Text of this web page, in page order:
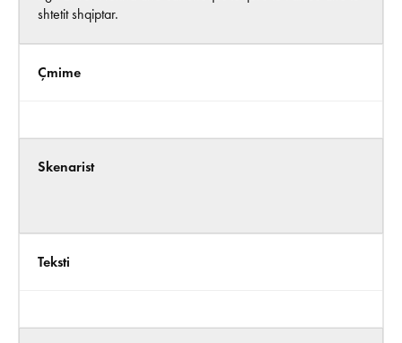
shtetit shqiptar.
Çmime
Skenarist
Teksti